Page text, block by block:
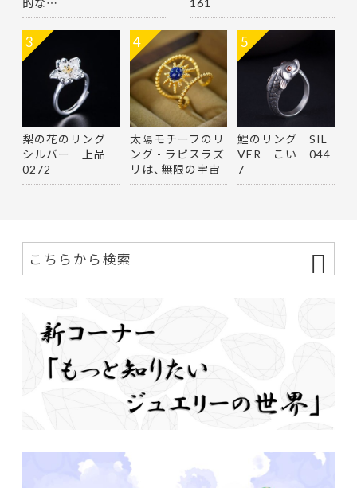
梨の花のリング
シルバー 上品
0272
3
太陽モチーフのリ
ング - ラピスラズ
リは、無限の宇宙
を思…
4
鯉のリング SIL
VER こい 044
7
5